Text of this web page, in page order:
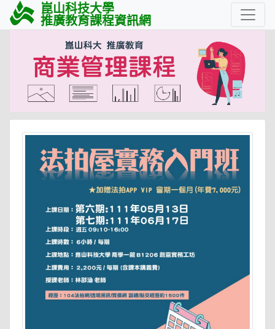
崑山科技大學
推廣教育課程資訊網